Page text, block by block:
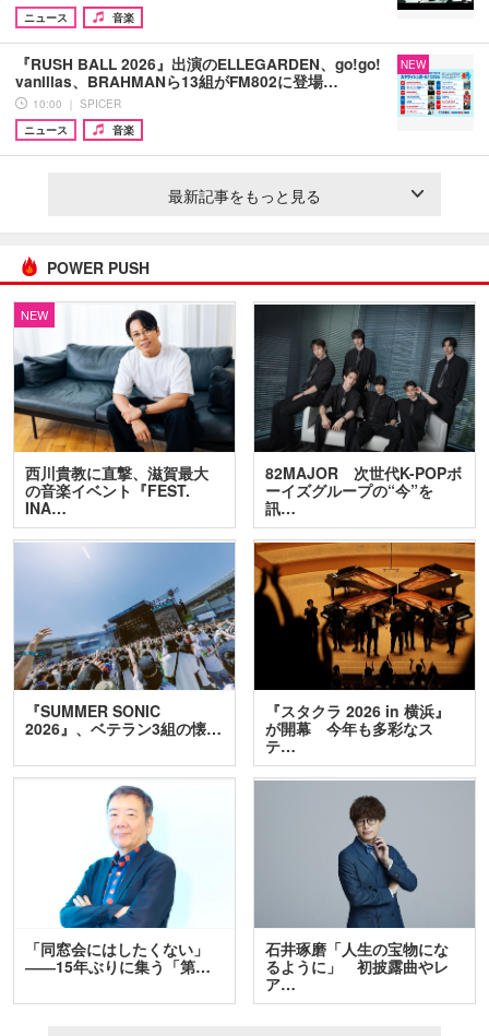
ニュース
音楽
『RUSH BALL 2026』出演のELLEGARDEN、go!go!
vanillas、BRAHMANら13組がFM802に登場…
10:00 ｜ SPICER
ニュース
音楽
NEW
最新記事をもっと見る
POWER PUSH
NEW
西川貴教に直撃、滋賀最大
の音楽イベント『FEST.
INA…
82MAJOR 次世代K-POPボ
ーイズグループの“今”を
訊…
『SUMMER SONIC
2026』、ベテラン3組の懐…
『スタクラ 2026 in 横浜』
が開幕 今年も多彩なス
テ…
「同窓会にはしたくない」
――15年ぶりに集う「第…
石井琢磨「人生の宝物にな
るように」 初披露曲やレ
ア…